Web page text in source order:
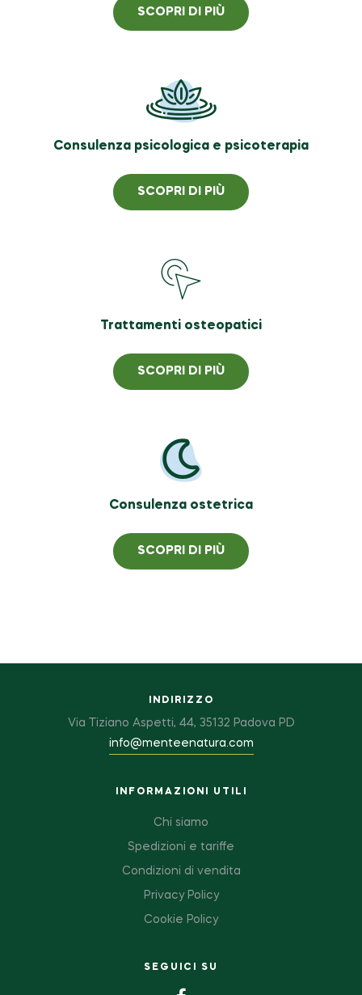
SCOPRI DI PIÙ
Consulenza psicologica e psicoterapia
SCOPRI DI PIÙ
Trattamenti osteopatici
SCOPRI DI PIÙ
Consulenza ostetrica
SCOPRI DI PIÙ
INDIRIZZO
Via Tiziano Aspetti, 44, 35132 Padova PD
info@menteenatura.com
INFORMAZIONI UTILI
Chi siamo
Spedizioni e tariffe
Condizioni di vendita
Privacy Policy
Cookie Policy
SEGUICI SU